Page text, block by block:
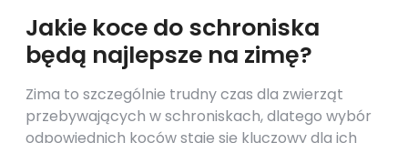
Jakie koce do schroniska
będą najlepsze na zimę?
Zima to szczególnie trudny czas dla zwierząt
przebywających w schroniskach, dlatego wybór
odpowiednich koców staje się kluczowy dla ich